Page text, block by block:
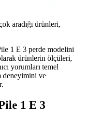
aradığı ürünleri,
1 E 3 perde modelini
ürünlerin ölçüleri,
yorumları temel
deneyimini ve
1 E 3